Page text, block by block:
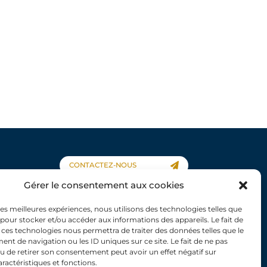
Gérer le consentement aux cookies
meilleures expériences, nous utilisons des technologies telles que
stocker et/ou accéder aux informations des appareils. Le fait de
technologies nous permettra de traiter des données telles que le
de navigation ou les ID uniques sur ce site. Le fait de ne pas
de retirer son consentement peut avoir un effet négatif sur
et fonctions.
CONTACTEZ-NOUS
À propos
Travaux scientifiques